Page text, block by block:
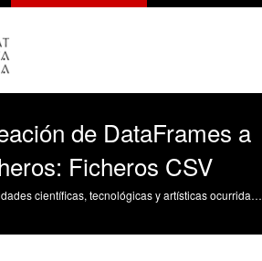
de DataFrames a
Ficheros CSV
Divulgación de las actividades científicas, tecnológicas y artísticas ocurridas en los tres campus de la UPV